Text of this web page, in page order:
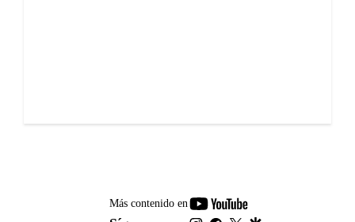
Más contenido en
youtube-
footer